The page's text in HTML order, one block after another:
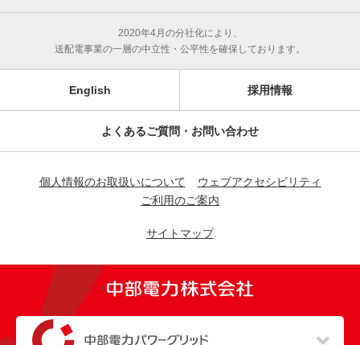
2020年4月の分社化により、
送配電事業の一層の中立性・公平性を確保しております。
English 採用情報
よくあるご質問・お問い合わせ
個人情報のお取扱いについて
ウェブアクセシビリティ
ご利用のご案内
サイトマップ